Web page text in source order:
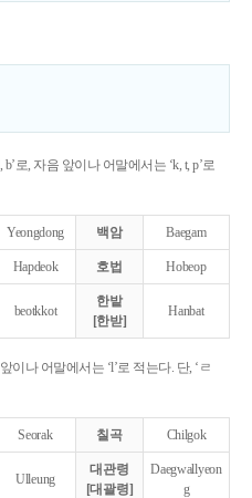
로, 자음 앞이나 어말에서는 ‘k, t, p’로
Yeongdong 백암 Baegam
Hapdeok 호법 Hobeop
beotkkot
한밭
[한받]
Hanbat
이나 어말에서는 ‘l’로 적는다. 단, ‘ㄹ
Seorak 칠곡 Chilgok
Ulleung
대관령
[대괄령]
Daegwallyeon
g